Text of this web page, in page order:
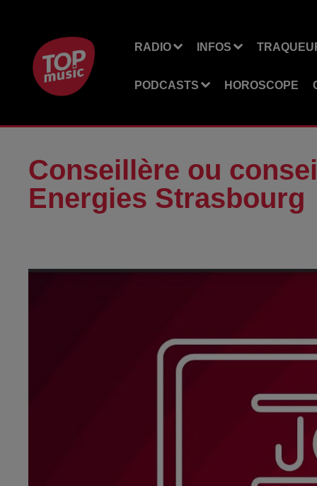
RADIO INFOS
PODCASTS HOROSCOPE
Conseillère ou
Energies Strasbourg